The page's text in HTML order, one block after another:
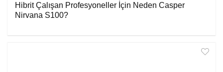
Hibrit Çalışan Profesyoneller İçin Neden Casper
Nirvana S100?